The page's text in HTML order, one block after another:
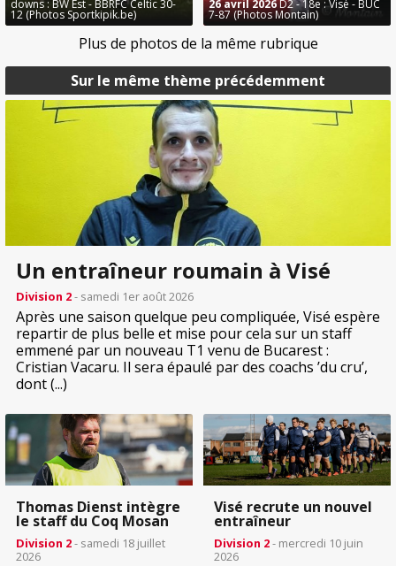
Sur le même thème précédemment
Un entraîneur roumain à Visé
Division 2- samedi 1er août 2026
Après une saison quelque peu compliquée, Visé espère
repartir de plus belle et mise pour cela sur un staff
emmené par un nouveau T1 venu de Bucarest :
Cristian Vacaru. Il sera épaulé par des coachs ’du cru’,
dont (...)
Thomas Dienst intègre
le staff du Coq Mosan
Division 2- samedi 18 juillet
2026
Visé recrute un nouvel
entraîneur
Division 2- mercredi 10 juin
2026
downs : BW Est - BBRFC Celtic 30-
12 (Photos Sportkipik.be)
26 avril 2026D2 - 18e : Visé - BUC
7-87 (Photos Montain)
Plus de photos de la même rubrique